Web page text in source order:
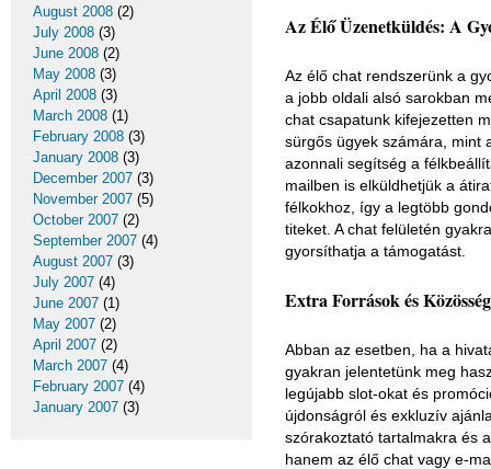
Az Élő Üzenetküldés: A
Az élő chat rendszerünk a
a jobb oldali alsó sarokban
chat csapatunk kifejezetten
sürgős ügyek számára, mint
azonnali segítség a
mailben is elküldhetjük a
félkokhoz, így a legtöbb
titeket. A chat felületén
gyorsíthatja a támogatást.
Extra Források és
Abban az esetben, ha a
gyakran jelentetünk meg
legújabb slot-okat és
újdonságról és exkluzív
szórakoztató tartalmakra és
hanem az élő chat vagy e-
August 2008 (2)
July 2008 (3)
June 2008 (2)
May 2008 (3)
April 2008 (3)
March 2008 (1)
February 2008 (3)
January 2008 (3)
December 2007 (3)
November 2007 (5)
October 2007 (2)
September 2007 (4)
August 2007 (3)
July 2007 (4)
June 2007 (1)
May 2007 (2)
April 2007 (2)
March 2007 (4)
February 2007 (4)
January 2007 (3)